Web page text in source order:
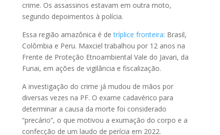
crime. Os assassinos estavam em outra moto,
segundo depoimentos à polícia.
Essa região amazônica é detríplice fronteira: Brasil,
Colômbia e Peru. Maxciel trabalhou por 12 anos na
Frente de Proteção Etnoambiental Vale do Javari, da
Funai, em ações de vigilância e fiscalização.
A investigação do crime já mudou de mãos por
diversas vezes na PF. O exame cadavérico para
determinar a causa da morte foi considerado
“precário”, o que motivou a exumação do corpo e a
confecção de um laudo de perícia em 2022.